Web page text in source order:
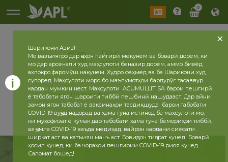
0
Таърих
2026 сол 2025 сол
бозгашт
Шарикони Азиз!
Мо вазъиятро дар ҷаҳон пайгирӣ мекунем ва боварӣ дорем, ки
мо дар арсенали худ маҳсулоти беназир дорем, аммо биеёд
ахлоқро фаромӯш накунем. Худро фаҳмед ва ба Шарикони худ
супоред. Маҳсулоти моро бо маълумотҳои бардурӯғ тасаввур
кардан мумкин нест. Маҳсулоти ACUMULLIT SA барои пешгирӣ
ё табобати ягон шароити тиббӣ пешбинӣ нашудааст. Дар айни
замон ягон табобат ё ваксинаҳои тасдиқшуда барои табобати
COVID-19 вуҷуд надорад ва ҳама гуна истинод ба маҳсулоти мо,
ки муҳофизат ё кӯмак дар табобати ҳама гуна бемориҳои тиббӣ,
аз ҷумла COVID-19 ваъда медиҳад, вайрон кардани сиёсати
ширкат аст ва қатъиян манъ аст. Бовиҷдон тиҷорат кунед! Боварӣ
ҳосил кунед, ки ба чораҳои пешгирии COVID-19 риоя кунед.
Саломат бошед!